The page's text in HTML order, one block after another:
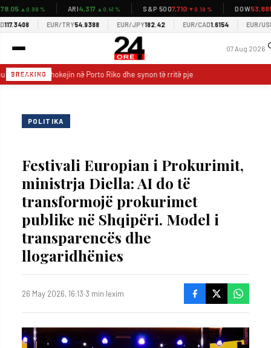
▲0.98 % ARI4,317▲0.41 % S&P 5007,710▼0.18 % DOW53,885
EUR/TRY54.9388 EUR/JPY182.42 EUR/CAD1.6154 EUR/USD
07 Aug 2026
BREAKING
i rrugës sjell hokejin në Porto Riko dhe synon të rritë pjesëmarrjen në ishull
POLITIKA
Festivali Europian i Prokurimit,
ministrja Diella: AI do të
transformojë prokurimet
publike në Shqipëri. Model i
transparencës dhe
llogaridhënies
26 May 2026, 16:13·3 min lexim